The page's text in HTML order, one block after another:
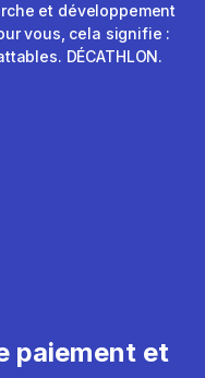
et développement
vous, cela signifie :
DÉCATHLON.
paiement et